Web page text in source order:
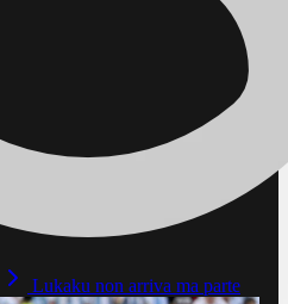
Lukaku non arriva ma parte